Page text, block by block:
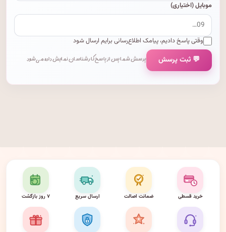
موبایل (اختیاری)
وقتی پاسخ دادیم، پیامک اطلاع‌رسانی برایم ارسال شود
💬 ثبت پرسش پرسش شما پس از پاسخ کارشناسان نمایش داده می‌شود.
خرید قسطی ضمانت اصالت ارسال سریع ۷ روز بازگشت